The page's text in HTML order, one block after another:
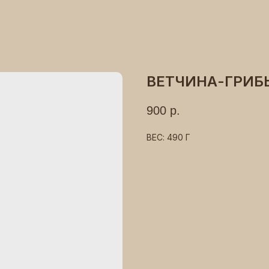
ВЕТЧИНА-
900 р.
ВЕС: 490 Г